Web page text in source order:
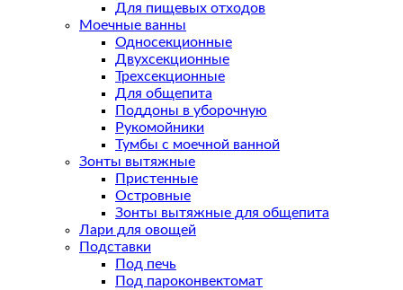
Для пищевых отходов
Моечные ванны
Односекционные
Двухсекционные
Трехсекционные
Для общепита
Поддоны в уборочную
Рукомойники
Тумбы с моечной ванной
Зонты вытяжные
Пристенные
Островные
Зонты вытяжные для общепита
Лари для овощей
Подставки
Под печь
Под пароконвектомат